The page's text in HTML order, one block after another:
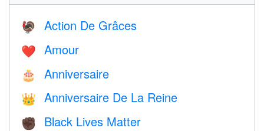
🦃 Action De Grâces
❤️️ Amour
🎂 Anniversaire
👑 Anniversaire De La Reine
✊🏿 Black Lives Matter